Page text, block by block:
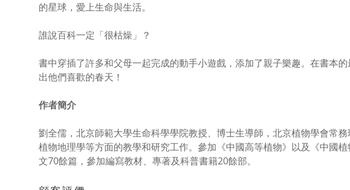
的星球，愛上生命與生活。
誰說百科一定「很枯燥」？
書中穿插了許多和父母一起完成的動手小遊戲，添加了親子樂趣。在書本
出他們喜歡的春天！
作者簡介
劉全儒，北京師範大學生命科學學院教授、博士生導師，北京植物學會常務
植物地理學等方面的教學和研究工作。參加《中國高等植物》以及《中國
文70餘篇，參加編寫教材、專著及科普書籍20餘部。